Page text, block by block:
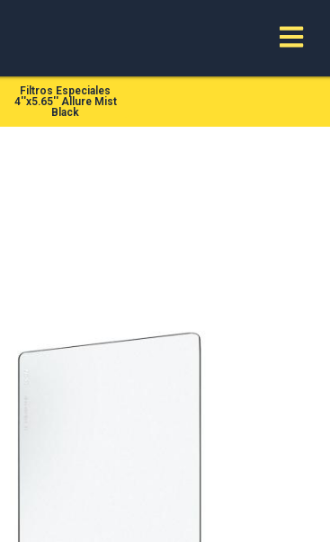
Filtros Especiales
4''x5.65'' Allure Mist
Black